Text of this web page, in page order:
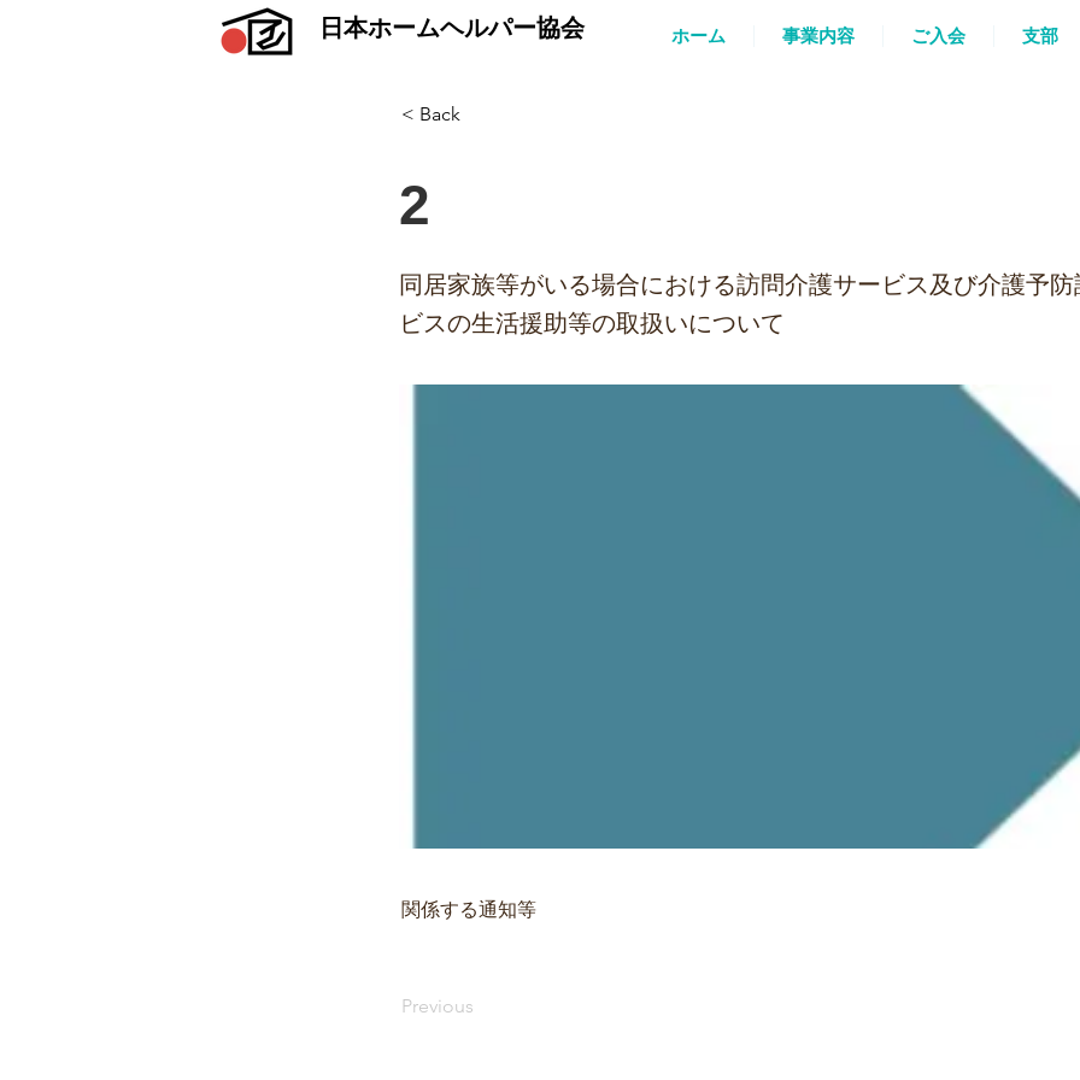
日本ホームヘルパー協会 ホーム 事業内容 ご入会 支部
< Back
2
同居家族等がいる場合における訪問介護サービス及び介護予
ビスの生活援助等の取扱いについて
関係する通知等
Previous